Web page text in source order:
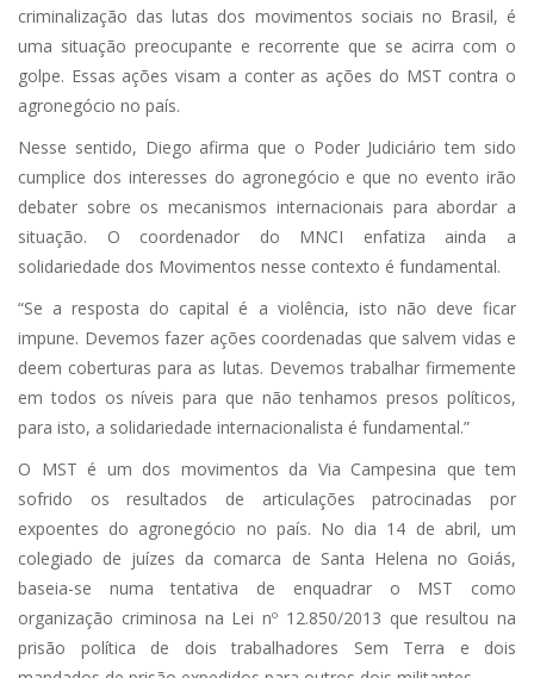
criminalização das lutas dos movimentos sociais no Brasil, é
uma situação preocupante e recorrente que se acirra com o
golpe. Essas ações visam a conter as ações do MST contra o
agronegócio no país.
Nesse sentido, Diego afirma que o Poder Judiciário tem sido
cumplice dos interesses do agronegócio e que no evento irão
debater sobre os mecanismos internacionais para abordar a
situação. O coordenador do MNCI enfatiza ainda a
solidariedade dos Movimentos nesse contexto é fundamental.
“Se a resposta do capital é a violência, isto não deve ficar
impune. Devemos fazer ações coordenadas que salvem vidas e
deem coberturas para as lutas. Devemos trabalhar firmemente
em todos os níveis para que não tenhamos presos políticos,
para isto, a solidariedade internacionalista é fundamental.”
O MST é um dos movimentos da Via Campesina que tem
sofrido os resultados de articulações patrocinadas por
expoentes do agronegócio no país. No dia 14 de abril, um
colegiado de juízes da comarca de Santa Helena no Goiás,
baseia-se numa tentativa de enquadrar o MST como
organização criminosa na Lei nº 12.850/2013 que resultou na
prisão política de dois trabalhadores Sem Terra e dois